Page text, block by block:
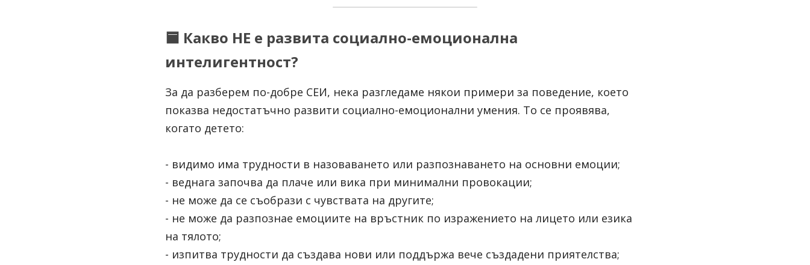
🟦 Какво НЕ е развита социално-емоционална
интелигентност?
За да разберем по-добре СЕИ, нека разгледаме някои примери за поведение, което
показва недостатъчно развити социално-емоционални умения. То се проявява,
когато детето:
- видимо има трудности в назоваването или разпознаването на основни емоции;
- веднага започва да плаче или вика при минимални провокации;
- не може да се съобрази с чувствата на другите;
- не може да разпознае емоциите на връстник по изражението на лицето или езика
на тялото;
- изпитва трудности да създава нови или поддържа вече създадени приятелства;